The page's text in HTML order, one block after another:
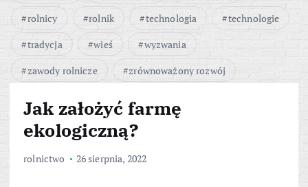
rolnicy
rolnik technologia
technologie
tradycja
wieś
wyzwania
zawody rolnicze
zrównoważony rozwój
Jak założyć farmę
ekologiczną?
rolnictwo 26 sierpnia, 2022